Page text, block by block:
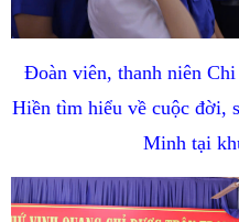
Đoàn viên, thanh niên
Hiền tìm hiểu về cuộc đời,
Minh tại